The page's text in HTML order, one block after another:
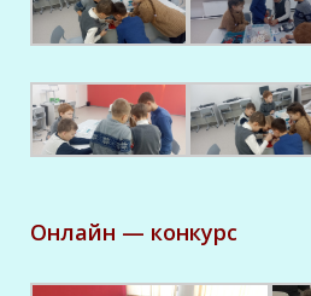
Онлайн — конкурс